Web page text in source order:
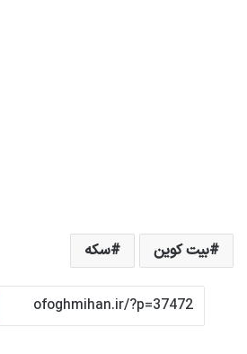
بیت کوین سکه